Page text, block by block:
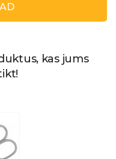
kas jums